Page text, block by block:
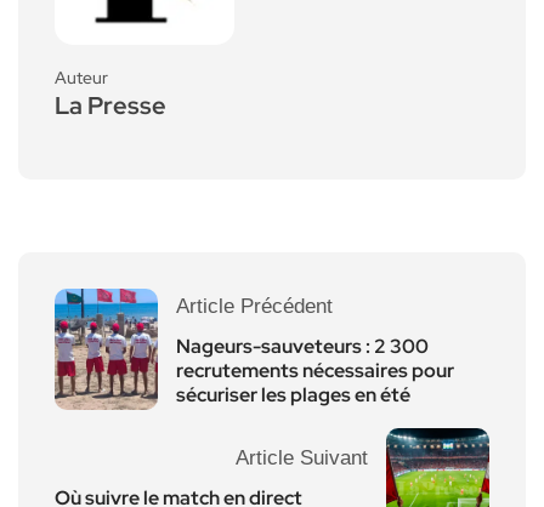
Auteur
La Presse
Article Précédent
Nageurs-sauveteurs : 2 300
recrutements nécessaires pour
sécuriser les plages en été
Article Suivant
Où suivre le match en direct